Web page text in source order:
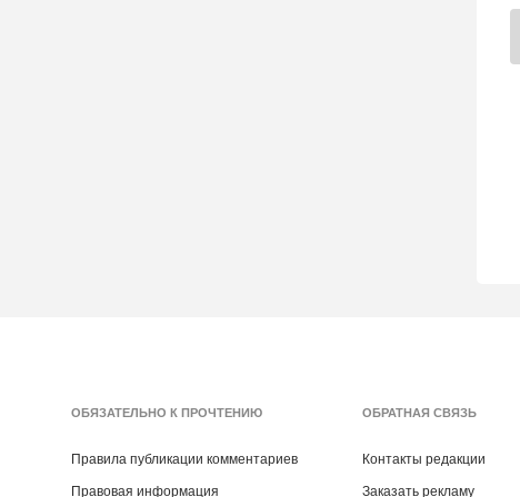
ОБЯЗАТЕЛЬНО К ПРОЧТЕНИЮ
Правила публикации комментариев
Правовая информация
ОБРАТНАЯ СВЯЗЬ
Контакты редакции
Заказать рекламу